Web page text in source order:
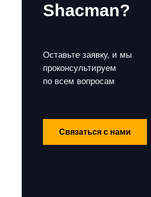
Shacman?
Оставьте заявку, и мы
проконсультируем
по всем вопросам
Связаться с нами